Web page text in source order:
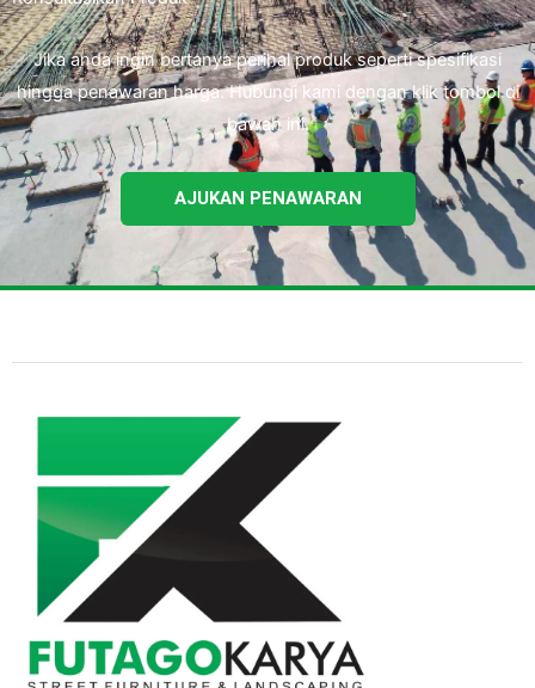
Jika anda ingin bertanya perihal produk seperti spesifikasi
hingga penawaran harga. Hubungi kami dengan klik tombol di
bawah ini.
AJUKAN PENAWARAN